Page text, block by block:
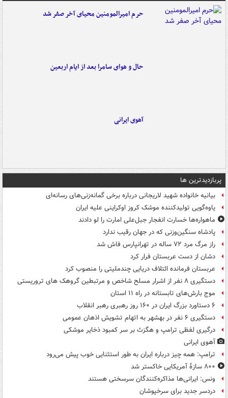
حرم امیرالمومنین محیای آخر صفر شد
حال و هوای سامرا بعد از ایام اربعین
آهوی ایرانی
پربازدیدترین ها
بیانیه خانواده شهید لاریجانی درباره برخی گمانه‌زنی‌های رسانه‌ای
یاوه‌گویی تولیدکننده موشک کروز اوکراینی علیه ایران
ماهواره‌ها خسارت انفجار جبل‌علی امارت را لو دادند
پادشاه سنگین‌وزنی که در جهان رقیب ندارد
راز مرگ مرد ۷۲ ساله در تهرانپارس فاش شد
دشان از دست عربستان فرار کرد
عربستان فرمانده ائتلاف دریایی چندملیتی را منصوب کرد
دستگیری ۸ نفر از اشرار مسلح شاخص و مرتبطین گروهک های تروریستی
موج بارش‌های تابستانه در راه ۱۱ استان
۶ دستاورد بزرگ ایران در ۱۶۰ روز رهبری رهبر انقلاب
دستگیری ۶ نفر در بهشهر به اتهام تشویش اذهان عمومی
درگیری لفظی ترامپ و هگزث بر سر کمبود ذخایر موشکی
آهوی ایرانی
ترامپ: همه چیز درباره ایران به طور استثنایی خوب پیش می‌رود
۸۰۰ سازۀ آمریکایی خاکستر شد
ونس: ایرانی‌ها مذاکره‌کنندگان سرسختی هستند
دردسر جدید برای سرخپوشان